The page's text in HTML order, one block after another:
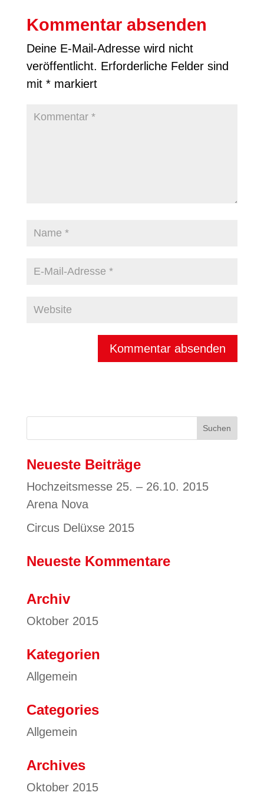
Kommentar absenden
Deine E-Mail-Adresse wird nicht
veröffentlicht. Erforderliche Felder sind
mit *markiert
Neueste Beiträge
Hochzeitsmesse 25. – 26.10. 2015
Arena Nova
Circus Delüxse 2015
Neueste Kommentare
Archiv
Oktober 2015
Kategorien
Allgemein
Categories
Allgemein
Archives
Oktober 2015